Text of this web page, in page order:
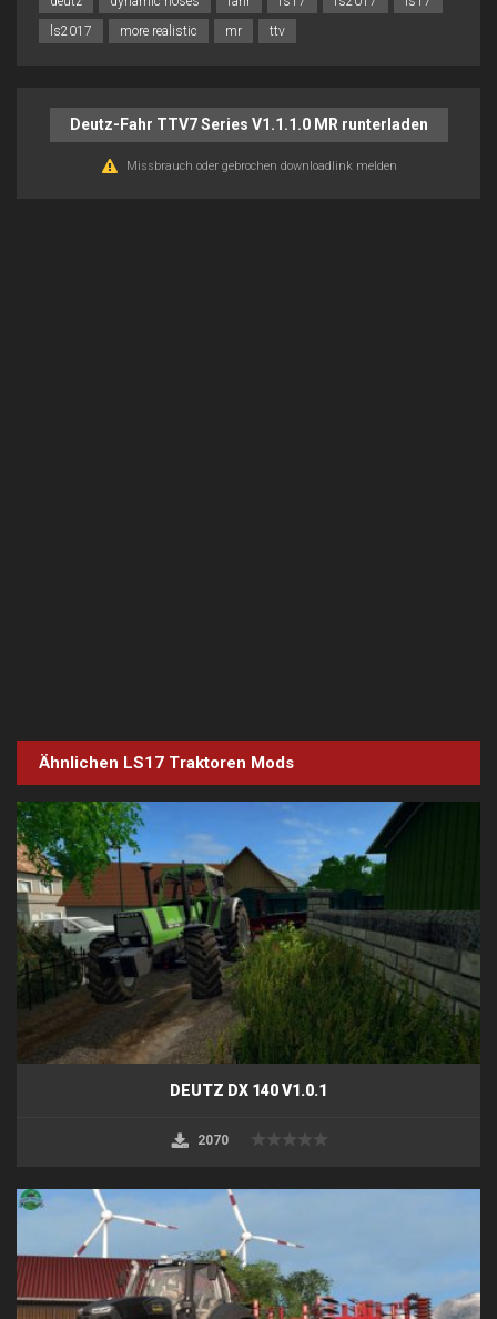
ls2017
more realistic mr ttv
Deutz-Fahr TTV7 Series V1.1.1.0 MR runterladen
Missbrauch oder gebrochen downloadlink melden
Ähnlichen LS17 Traktoren Mods
DEUTZ DX 140 V1.0.1
2070